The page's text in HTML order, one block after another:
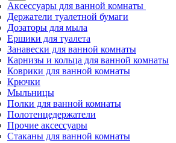
Аксессуары для ванной комнаты
Держатели туалетной бумаги
Дозаторы для мыла
Ершики для туалета
Занавески для ванной комнаты
Карнизы и кольца для ванной комнаты
Коврики для ванной комнаты
Крючки
Мыльницы
Полки для ванной комнаты
Полотенцедержатели
Прочие аксессуары
Стаканы для ванной комнаты